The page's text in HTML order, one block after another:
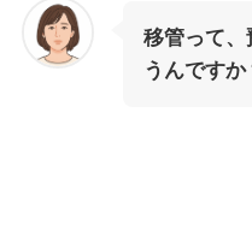
移管って、
うんですか